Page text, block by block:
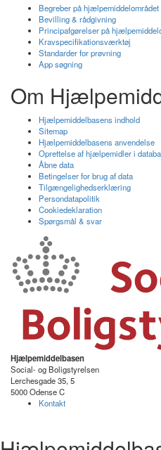
Begreber på hjælpemiddelområdet
Bevilling & rådgivning
Principafgørelser på
Kravspecifikationsværktøj
Standarder for prøvning
App søgning
Om
Hjælpemiddelbasens indhold
Sitemap
Hjælpemiddelbasens anvendelse
Oprettelse af hjælpemidler i
Åbne data
Betingelser for brug af data
Tilgængelighedserklæring
Persondatapolitik
Cookiedeklaration
Spørgsmål & svar
Hjælpemiddelbasen
Social- og Boligstyrelsen
Lerchesgade 35, 5
5000 Odense C
Kontakt